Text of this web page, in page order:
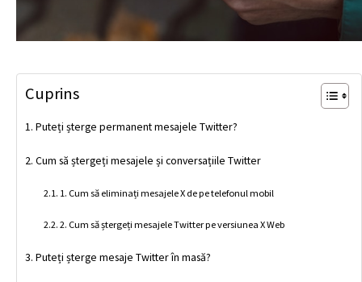
Cuprins
Puteți șterge permanent mesajele Twitter?
Cum să ștergeți mesajele și conversațiile Twitter
1. Cum să eliminați mesajele X de pe telefonul mobil
2. Cum să ștergeți mesajele Twitter pe versiunea X Web
Puteți șterge mesaje Twitter în masă?